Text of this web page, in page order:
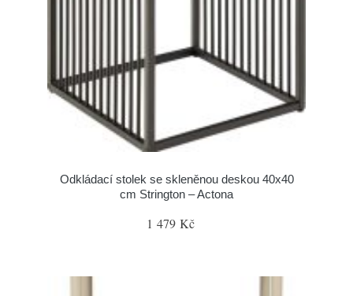
Odkládací stolek se skleněnou deskou 40x40
cm Strington – Actona
1 479 Kč